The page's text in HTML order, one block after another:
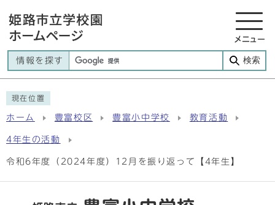
メニュー
情報を探す 検索
現在位置
ホーム 豊富校区 豊富小中学校 教育活動
4年生の活動
令和6年度（2024年度）12月を振り返って【4年生】